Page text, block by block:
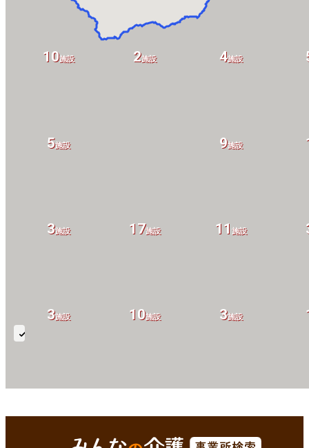
3施設 10施設 3施設
3施設 17施設 11 施設
5施設 9施設
10施設 2施設 4施設
通